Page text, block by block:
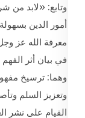
وتابع: «لابد من
أمور الدين
معرفة الله عز
في بيان أثر
وهما: ترسيخ مفهوم
وتعزيز السلم
القيام على نشر